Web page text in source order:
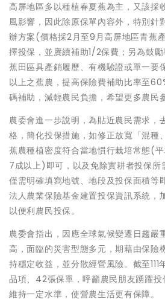
高屏地區多以種植春夏蕉為主，又該採
風影響，因此除原保單內容外，特別針
辦方案(價格採2月至9月高屏地區青蕉
擇投保，並賡續補助1/2保費；另為鼓
蕉田區具產銷履歷、有機驗證或單一要
以上之蕉農，提高保險費補助比率至
碼補助，減輕農民負擔，希望更多農民
農委會進一步說明，為貼近農民需求，
格，簡化投保措施，如修正放寬「混種
蕉農種植密度符合當地慣行栽培常態(
7成以上)即可，以及免除實耕者投保所
僅需明確填寫地號、地段及投保面積等
法人農業保險基金建置投保資訊系統，
以便利農民投保。
農委會指出，因應全球氣候變遷日趨嚴
高，面臨的災害型態多元，期藉由保險
持穩定收益，並分散經營風險。截至
品項、42張保單，呼籲農民朋友踴躍
維持一定水準，使營農生活更有保障。